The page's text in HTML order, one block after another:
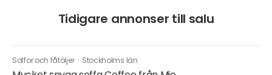
Tidigare annonser till salu
Soffor och fåtöljer · Stockholms län